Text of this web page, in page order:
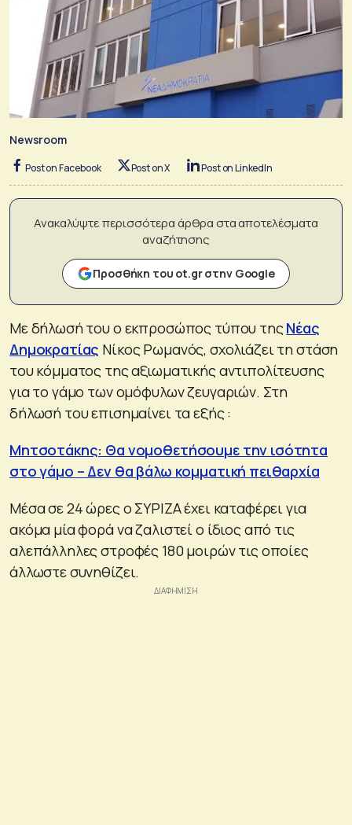
Newsroom
Post on Facebook Post on X Post on LinkedIn
Ανακαλύψτε περισσότερα άρθρα στα αποτελέσματα
αναζήτησης
Προσθήκη του ot.gr στην Google
Με δήλωσή του ο εκπροσώπος τύπου τηςΝέας
Δημοκρατίας Νίκος Ρωμανός, σχολιάζει τη στάση
του κόμματος της αξιωματικής αντιπολίτευσης
για το γάμο των ομόφυλων ζευγαριών. Στη
δήλωσή του επισημαίνει τα εξής :
Μητσοτάκης: Θα νομοθετήσουμε την ισότητα
στο γάμο – Δεν θα βάλω κομματική πειθαρχία
Μέσα σε 24 ώρες ο ΣΥΡΙΖΑ έχει καταφέρει για
ακόμα μία φορά να ζαλιστεί ο ίδιος από τις
αλεπάλληλες στροφές 180 μοιρών τις οποίες
άλλωστε συνηθίζει.